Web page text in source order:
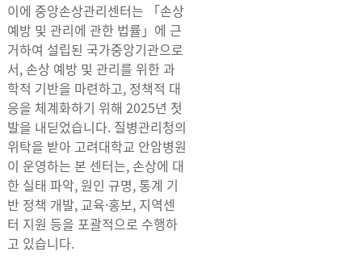
이에 중앙손상관리센터는 「손상
예방 및 관리에 관한 법률」에 근
거하여 설립된 국가중앙기관으로
서, 손상 예방 및 관리를 위한 과
학적 기반을 마련하고, 정책적 대
응을 체계화하기 위해 2025년 첫
발을 내딛었습니다. 질병관리청의
위탁을 받아 고려대학교 안암병원
이 운영하는 본 센터는, 손상에 대
한 실태 파악, 원인 규명, 통계 기
반 정책 개발, 교육·홍보, 지역센
터 지원 등을 포괄적으로 수행하
고 있습니다.